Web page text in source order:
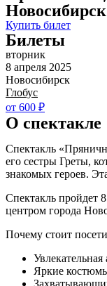
Купить билет
Билеты
вторник
8 апреля 2025
Новосибирск
Глобус
от 600 ₽
О спектакле
Спектакль
его сестры Греты,
знакомых героев.
Спектакль пройдет
центром города
Почему стоит
Яркие